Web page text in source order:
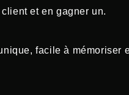
et en gagner un.
facile à